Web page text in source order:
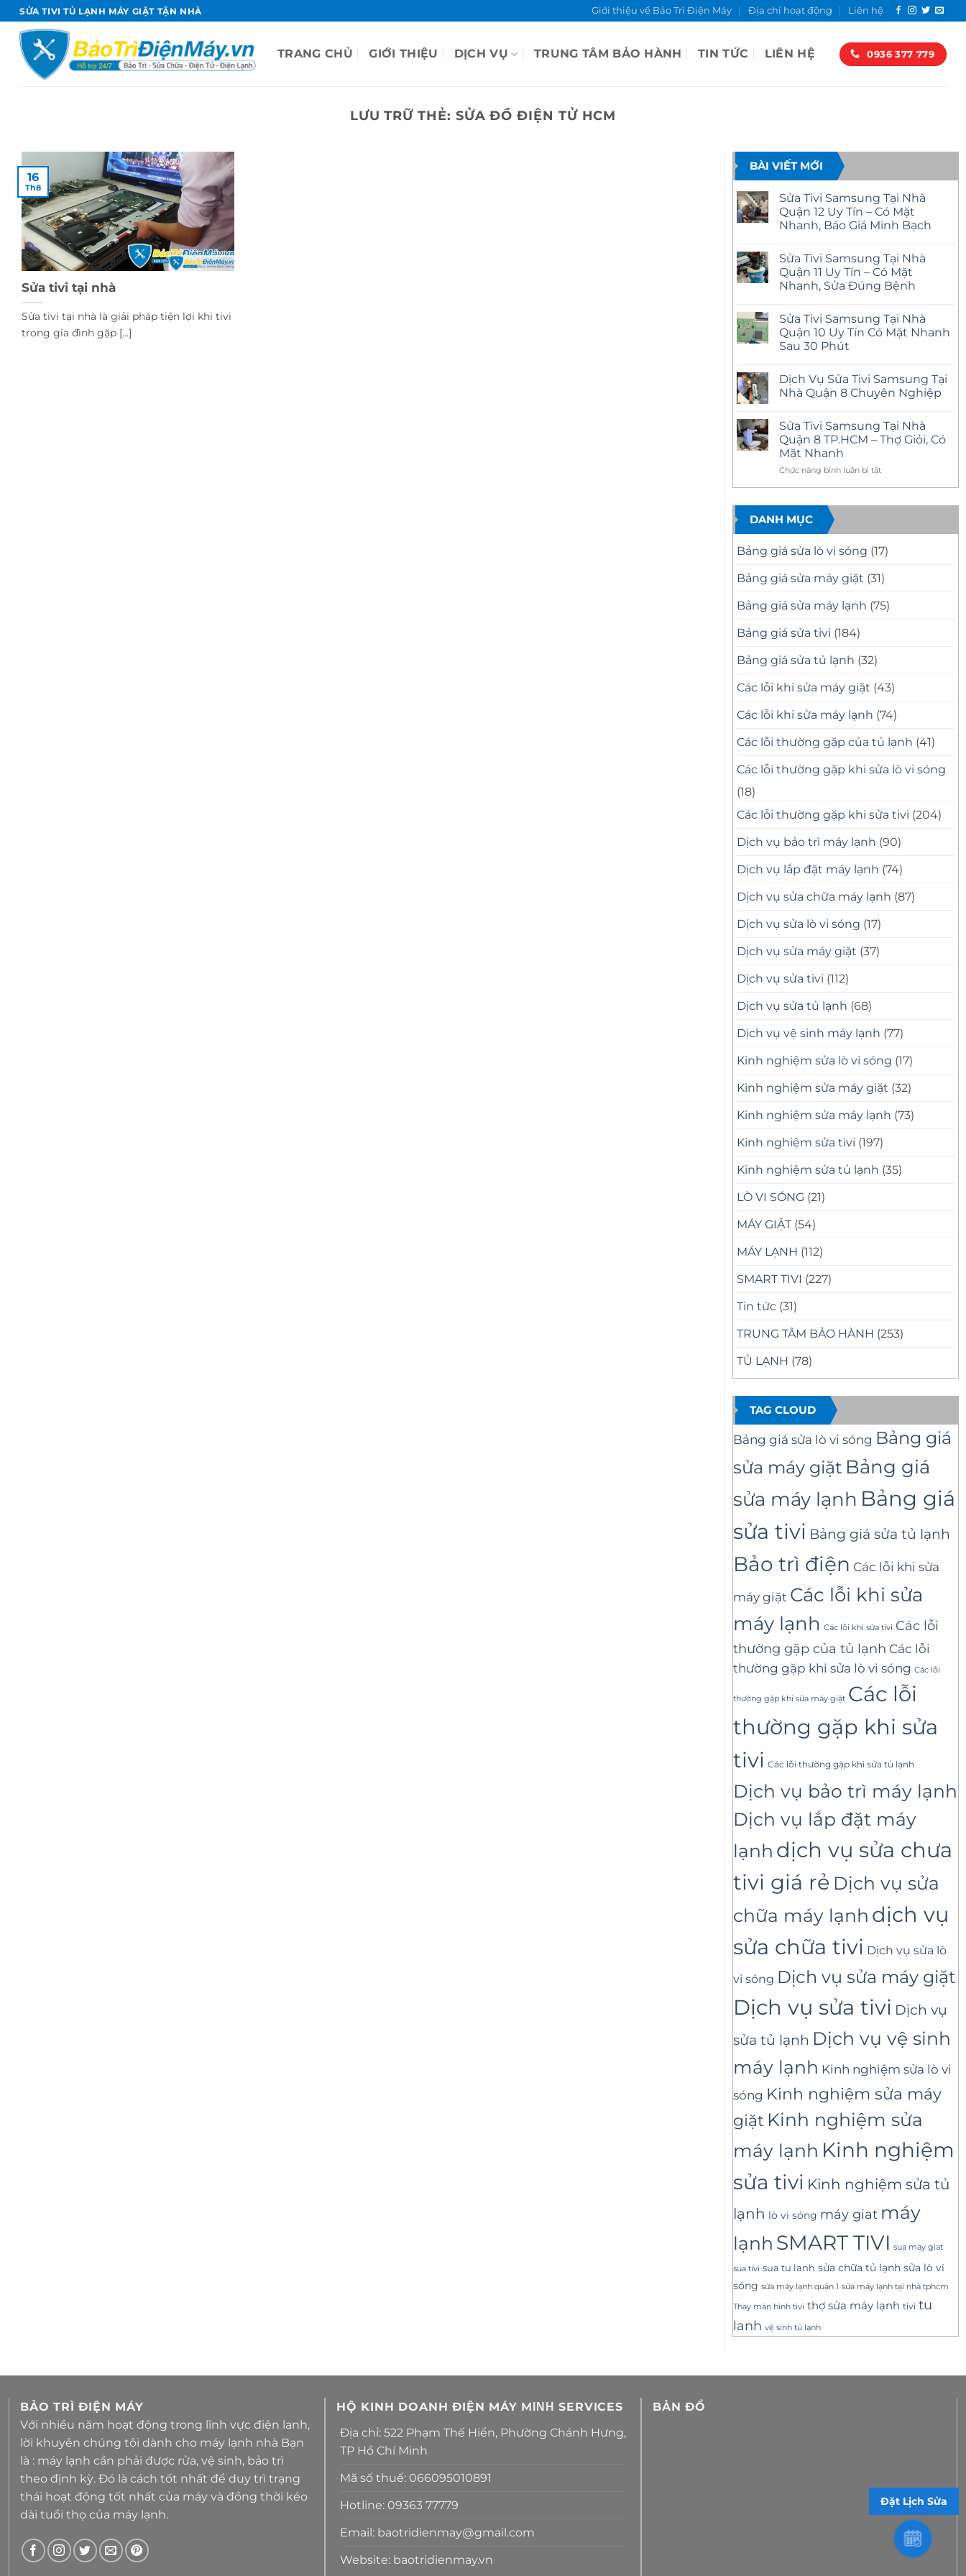
qua
dung
SỬA TIVI TỦ LẠNH MÁY GIẶT TẬN NHÀ Giới thiệu về Bảo Trì Điện Máy Địa chỉ hoạt động Liên hệ
TRANG CHỦ GIỚI THIỆU DỊCH VỤ TRUNG TÂM BẢO HÀNH TIN TỨC LIÊN HỆ 0936 377 779
LƯU TRỮ THẺ: SỬA ĐỒ ĐIỆN TỬ HCM
Sửa tivi tại nhà
Sửa tivi tại nhà là giải pháp tiện lợi khi tivi
trong gia đình gặp [...]
16
Th8
BÀI VIẾT MỚI
Sửa Tivi Samsung Tại Nhà
Quận 12 Uy Tín – Có Mặt
Nhanh, Báo Giá Minh Bạch
bình
luận
ở
Sửa
Tại
Nhà
Quận
12
Uy
Có
Mặt
Nhanh,
Minh
Bạch
Sửa Tivi Samsung Tại Nhà
Quận 11 Uy Tín – Có Mặt
Nhanh, Sửa Đúng Bệnh
bình
luận
ở
Sửa
Tại
Nhà
Quận
Tín
–
Có
Mặt
Nhanh,
Sửa
Bệnh
Sửa Tivi Samsung Tại Nhà
Quận 10 Uy Tín Có Mặt Nhanh
Sau 30 Phút
bình
luận
ở
Samsung
Tại
Nhà
Quận
Uy
Có
Sau
Dịch Vụ Sửa Tivi Samsung Tại
Nhà Quận 8 Chuyên Nghiệp
bình
luận
ở
Dịch
Sửa
Samsung
Quận
Nghiệp
Sửa Tivi Samsung Tại Nhà
Quận 8 TP.HCM – Thợ Giỏi, Có
Mặt Nhanh
Chức năng bình luận bị tắtở
Samsung
8
–
Giỏi,
DANH MỤC
Bảng giá sửa lò vi sóng (17)
Bảng giá sửa máy giặt (31)
Bảng giá sửa máy lạnh (75)
Bảng giá sửa tivi (184)
Bảng giá sửa tủ lạnh (32)
Các lỗi khi sửa máy giặt (43)
Các lỗi khi sửa máy lạnh (74)
Các lỗi thường gặp của tủ lạnh (41)
Các lỗi thường gặp khi sửa lò vi sóng
(18)
Các lỗi thường gặp khi sửa tivi (204)
Dịch vụ bảo trì máy lạnh (90)
Dịch vụ lắp đặt máy lạnh (74)
Dịch vụ sửa chữa máy lạnh (87)
Dịch vụ sửa lò vi sóng (17)
Dịch vụ sửa máy giặt (37)
Dịch vụ sửa tivi (112)
Dịch vụ sửa tủ lạnh (68)
Dịch vụ vệ sinh máy lạnh (77)
Kinh nghiệm sửa lò vi sóng (17)
Kinh nghiệm sửa máy giặt (32)
Kinh nghiệm sửa máy lạnh (73)
Kinh nghiệm sửa tivi (197)
Kinh nghiệm sửa tủ lạnh (35)
LÒ VI SÓNG (21)
MÁY GIẶT (54)
MÁY LẠNH (112)
SMART TIVI (227)
Tin tức (31)
TRUNG TÂM BẢO HÀNH (253)
TỦ LẠNH (78)
TAG CLOUD
Bảng giá sửa lò vi sóng Bảng giá
sửa máy giặt Bảng giá
sửa máy lạnh Bảng giá
sửa tivi Bảng giá sửa tủ lạnh
Bảo trì điện Các lỗi khi sửa
máy giặt Các lỗi khi sửa
máy lạnh Các lỗi khi sửa tivi Các lỗi
thường gặp của tủ lạnh Các lỗi
thường gặp khi sửa lò vi sóng Các lỗi
thường gặp khi sửa máy giặt Các lỗi
thường gặp khi sửa
tivi Các lỗi thường gặp khi sửa tủ lạnh
Dịch vụ bảo trì máy lạnh
Dịch vụ lắp đặt máy
lạnh dịch vụ sửa chưa
tivi giá rẻ Dịch vụ sửa
chữa máy lạnh dịch vụ
sửa chữa tivi Dịch vụ sửa lò
vi sóng Dịch vụ sửa máy giặt
Dịch vụ sửa tivi Dịch vụ
sửa tủ lạnh Dịch vụ vệ sinh
máy lạnh Kinh nghiệm sửa lò vi
sóng Kinh nghiệm sửa máy
giặt Kinh nghiệm sửa
máy lạnh Kinh nghiệm
sửa tivi Kinh nghiệm sửa tủ
lạnh lò vi sóng máy giat máy
lạnh SMART TIVI sua may giat
sua tivi sua tu lanh sửa chữa tủ lạnh sửa lò vi
sóng sửa máy lạnh quận 1 sửa máy lạnh tại nhà tphcm
Thay màn hình tivi thợ sửa máy lạnh tivi tu
lanh vệ sinh tủ lạnh
BẢO TRÌ ĐIỆN MÁY
Với nhiều năm hoạt động trong lĩnh vực điện lanh,
lời khuyên chúng tôi dành cho máy lạnh nhà Bạn
là : máy lạnh cần phải được rửa, vệ sinh, bảo trì
theo định kỳ. Đó là cách tốt nhất để duy trì trạng
thái hoạt động tốt nhất của máy và đồng thời kéo
dài tuổi thọ của máy lạnh.
HỘ KINH DOANH ĐIỆN MÁY MΙΝΗ SERVICES
Địa chỉ: 522 Phạm Thế Hiển, Phường Chánh Hưng,
TP Hồ Chí Minh
Mã số thuế: 066095010891
Hotline: 09363 77779
Email: baotridienmay@gmail.com
Website: baotridienmay.vn
BẢN ĐỒ
Đặt Lịch Sửa